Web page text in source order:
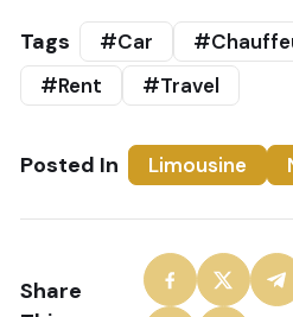
Tags #Car
#Rent
#Travel
Posted In Limousine
Share